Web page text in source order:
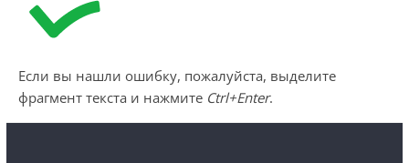
Если вы нашли ошибку, пожалуйста, выделите
фрагмент текста и нажмите Ctrl+Enter.